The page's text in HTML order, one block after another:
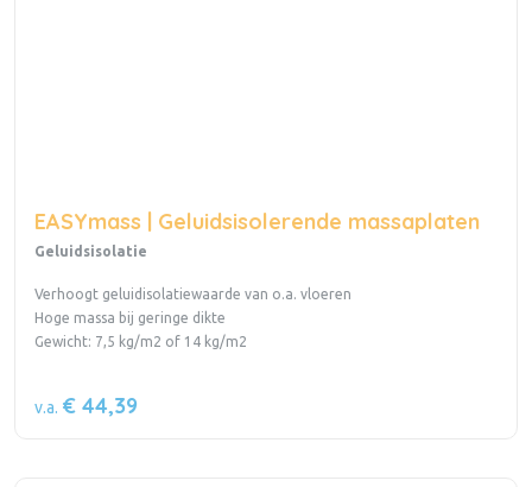
EASYmass | Geluidsisolerende massaplaten
Geluidsisolatie
Verhoogt geluidisolatiewaarde van o.a. vloeren
Hoge massa bij geringe dikte
Gewicht: 7,5 kg/m2 of 14 kg/m2
v.a. € 44,39